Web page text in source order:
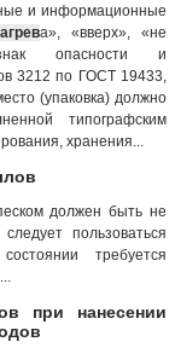
и информационные
а», «вверх», «не
знак опасности и
3212 по ГОСТ 19433,
(упаковка) должно
типографским
хранения...
должен быть не
пользоваться
требуется
при нанесении